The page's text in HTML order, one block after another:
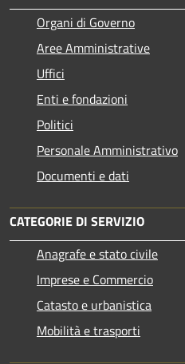
Organi di Governo
Aree Amministrative
Uffici
Enti e fondazioni
Politici
Personale Amministrativo
Documenti e dati
CATEGORIE DI SERVIZIO
Anagrafe e stato civile
Imprese e Commercio
Catasto e urbanistica
Mobilità e trasporti